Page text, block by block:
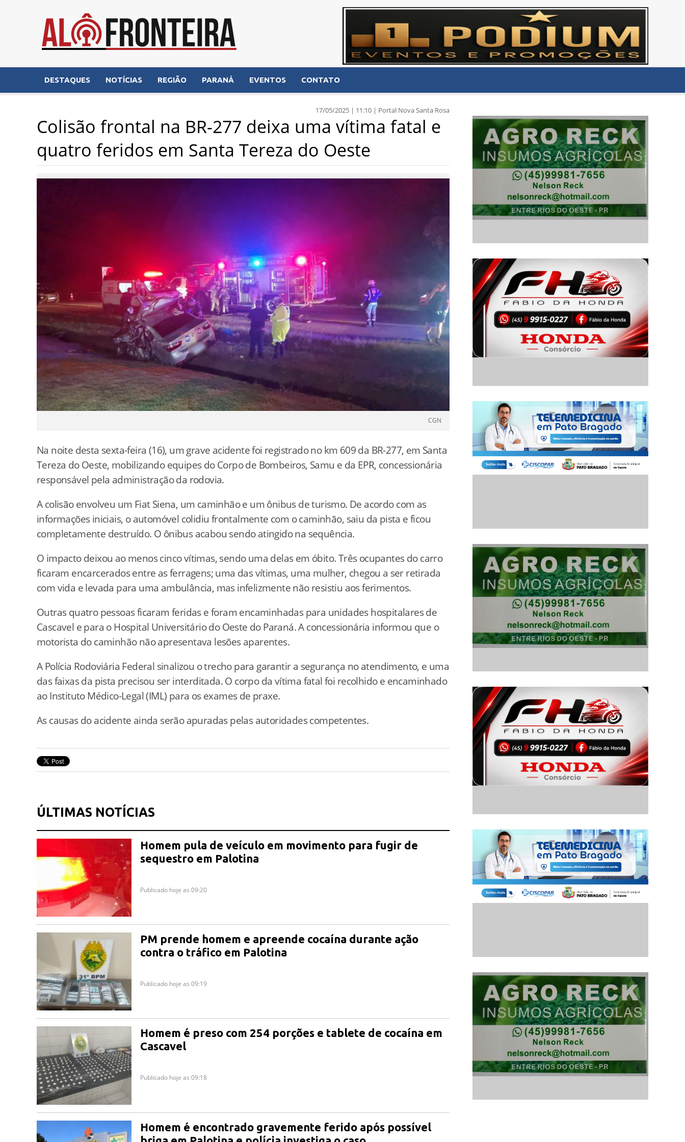
DESTAQUES NOTÍCIAS REGIÃO PARANÁ EVENTOS CONTATO
17/05/2025 | 11:10 | Portal Nova Santa Rosa
Colisão frontal na BR-277 deixa uma vítima fatal e
quatro feridos em Santa Tereza do Oeste
CGN
Na noite desta sexta-feira (16), umgrave acidentefoi registradonokm 609da BR-277, em Santa
Tereza doOeste, mobilizandoequipesdoCorpode Bombeiros, Samu e da EPR, concessionária
responsável pela administraçãoda rodovia.
Acolisãoenvolveu um FiatSiena, um caminhãoe umônibusdeturismo. De acordocom as
informaçõesiniciais, oautomóvel colidiu frontalmente com ocaminhão, saiu da pista eficou
completamente destruído. O ônibusacabou sendoatingidona sequência.
O impactodeixou aomenoscincovítimas,sendouma delasem óbito.Trêsocupantesdocarro
ficaram encarceradosentre asferragens;uma dasvítimas, uma mulher, chegou a serretirada
comvida elevada para uma ambulância, masinfelizmentenãoresistiu aosferimentos.
Outrasquatropessoasficaramferidaseforamencaminhadaspara unidadeshospitalaresde
Cascavel epara oHospital UniversitáriodoOeste doParaná.Aconcessionária informou que o
motorista docaminhãonãoapresentava lesõesaparentes.
APolícia Rodoviária Federal sinalizou otrechopara garantira segurança noatendimento, e uma
dasfaixasda pista precisou serinterditada.O corpoda vítima fatalfoi recolhidoe encaminhado
aoInstitutoMédico-Legal (IML) para osexamesde praxe.
Ascausasdoacidente ainda serãoapuradaspelasautoridadescompetentes.
ÚLTIMAS NOTÍCIAS
Homem pula de veículo em movimento para fugir de
sequestro em Palotina
Publicado hoje as 09:20
PM prende homem e apreende cocaína durante ação
contra o tráfico em Palotina
Publicado hoje as 09:19
Homem é preso com 254 porções e tablete de cocaína em
Cascavel
Publicado hoje as 09:18
Homem é encontrado gravemente ferido após possível